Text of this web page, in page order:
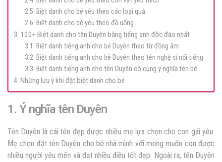
2.5. Biệt danh cho bé yêu theo các loại quả
2.6. Biệt danh cho bé yêu theo đồ uống
3. 100+ Biệt danh cho tên Duyên bằng tiếng anh độc đáo nhất
3.1. Biệt danh tiếng anh cho bé Duyên theo từ đồng âm
3.2. Biệt danh tiếng anh cho bé Duyên theo tên nghệ sĩ nổi tiếng
3.3. Biệt danh tiếng anh cho tên Duyên có cùng ý nghĩa tên bé
4. Những lưu ý khi đặt biệt danh cho bé
1. Ý nghĩa tên Duyên
Tên Duyên là cái tên đẹp được nhiều mẹ lựa chọn cho con gái yêu.
Mẹ chọn đặt tên Duyên cho bé nhà mình với mong muốn con được
nhiều người yêu mến và đạt nhiều điều tốt đẹp. Ngoài ra, tên Duyên